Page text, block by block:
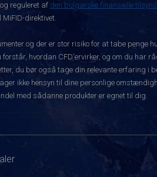
reguleret af den bulgarske finansielle
direktivet.
og der er stor risiko for at tabe penge
forstår, hvordan CFD'ervirker, og om du har
du bør også tage din relevante erfaring
ikke hensyn til dine personlige
med sådanne produkter er egnet til dig.